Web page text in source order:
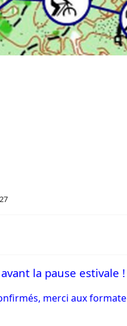
la pause estivale !
merci aux